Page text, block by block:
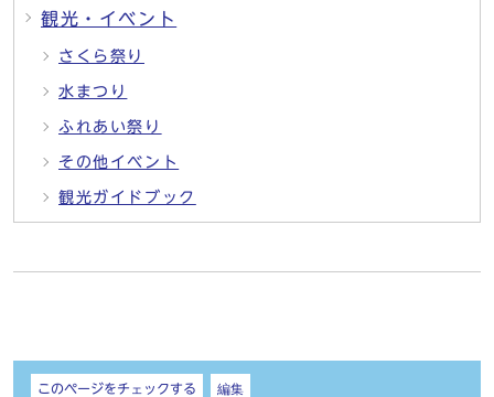
観光・イベント
さくら祭り
水まつり
ふれあい祭り
その他イベント
観光ガイドブック
しおり
このページをチェックする 編集